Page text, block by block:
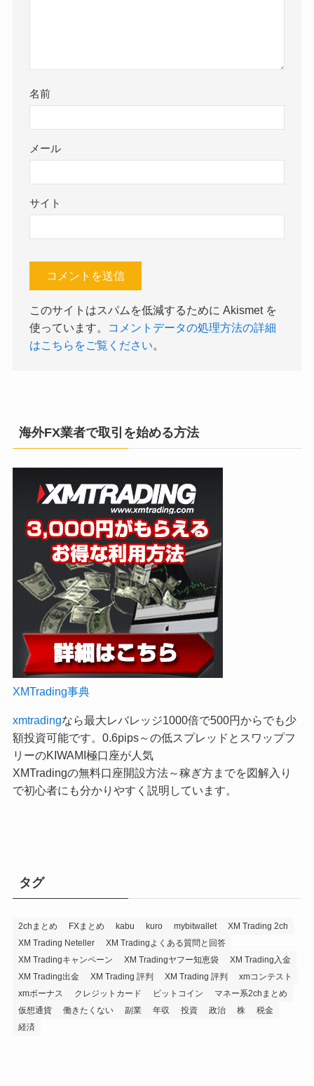
名前
メール
サイト
このサイトはスパムを低減するために Akismet を
使っています。
コメントデータの処理方法の詳細
はこちらをご覧ください。
海外FX業者で取引を始める方法
XMTrading事典
xmtradingなら最大レバレッジ1000倍で500円からでも少
額投資可能です。0.6pips～の低スプレッドとスワップフ
リーのKIWAMI極口座が人気
XMTradingの無料口座開設方法～稼ぎ方までを図解入り
で初心者にも分かりやすく説明しています。
タグ
2chまとめ FXまとめ kabu kuro mybitwallet
XM Trading 2ch
XM Trading Neteller
XM Tradingよくある質問と回答
XM Tradingキャンペーン
XM Tradingヤフー知恵袋
XM Trading入金
XM Trading出金
XM Trading 評判 XM Trading 評判
xmコンテスト
xmボーナス
クレジットカード ビットコイン
マネー系2chまとめ
仮想通貨
働きたくない 副業 年収 投資 政治 株
税金
経済